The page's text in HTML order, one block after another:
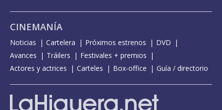
CINEMANÍA
Noticias Cartelera Próximos estrenos
DVD
Avances
Tráilers
Festivales + premios
Actores y actrices
Carteles Box-office Guía / directorio